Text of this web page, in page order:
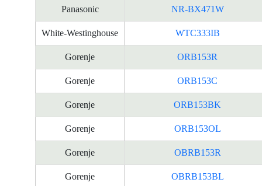
Panasonic NR-BX471W
White-Westinghouse WTC333IB
Gorenje ORB153R
Gorenje ORB153C
Gorenje ORB153BK
Gorenje ORB153OL
Gorenje OBRB153R
Gorenje OBRB153BL